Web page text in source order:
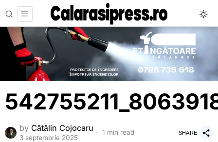
by Cătălin Cojocaru
3 septembrie 2025
1 min read SHARE